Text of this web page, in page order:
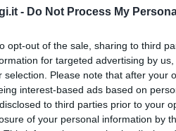
- Do Not Process My
opt-out of the sale, sharing to third
for targeted advertising by
selection. Please note that after your
interest-based ads based on
to third parties prior to your
of your personal information by
la
palestra delle scuole
come di seguito
13 e dalle 14 alle 18:
n. 1 e 2;
alle 14: alunni del Liceo
docente e non